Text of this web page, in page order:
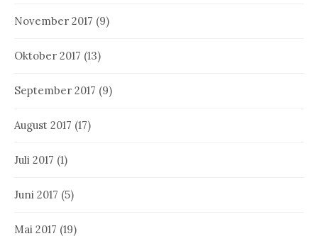
November 2017 (9)
Oktober 2017 (13)
September 2017 (9)
August 2017 (17)
Juli 2017 (1)
Juni 2017 (5)
Mai 2017 (19)